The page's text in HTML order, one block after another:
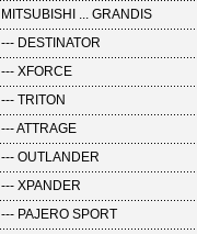
MITSUBISHI ... GRANDIS
--- DESTINATOR
--- XFORCE
--- TRITON
--- ATTRAGE
--- OUTLANDER
--- XPANDER
--- PAJERO SPORT